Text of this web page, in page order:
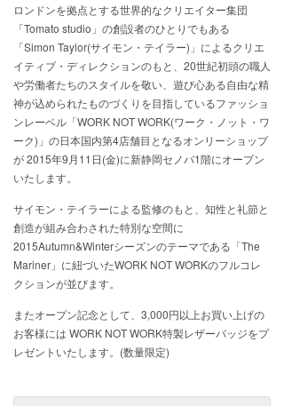
ロンドンを拠点とする世界的なクリエイター集団
「Tomato studio」の創設者のひとりでもある
「Simon Taylor(サイモン・テイラー)」によるクリエ
イティブ・ディレクションのもと、20世紀初頭の職人
や労働者たちのスタイルを敬い、遊び心ある自由な精
神が込められたものづくりを目指しているファッショ
ンレーベル「WORK NOT WORK(ワーク・ノット・ワ
ーク)」の日本国内第4店舗目となるオンリーショップ
が 2015年9月11日(金)に新静岡セノバ1階にオープン
いたします。
サイモン・テイラーによる監修のもと、知性と礼節と
創造が組み合わされた特別な空間に
2015Autumn&Winterシーズンのテーマである「The
Mariner」に紐づいたWORK NOT WORKのフルコレ
クションが並びます。
またオープン記念として、3,000円以上お買い上げの
お客様には WORK NOT WORK特製レザーバッジをプ
レゼントいたします。(数量限定)